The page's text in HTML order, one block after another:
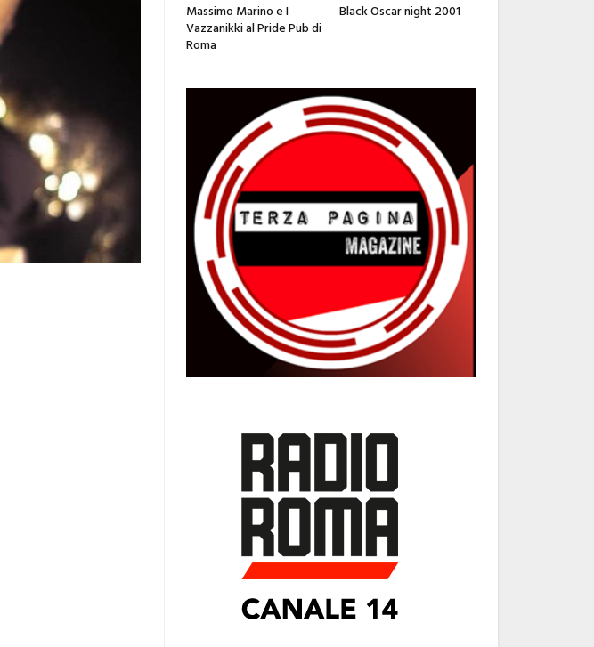
Massimo Marino e I
Vazzanikki al Pride Pub di
Roma
Black Oscar night 2001